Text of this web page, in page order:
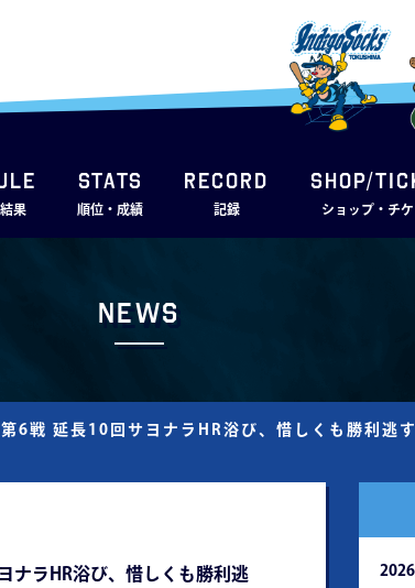
果
STATS
順位・成績
RECORD
記録
SHOP/
ショップ・チケ
News
6戦 延長10回サヨナラHR浴び、惜しくも勝利逃す
ナラHR浴び、惜しくも勝利逃